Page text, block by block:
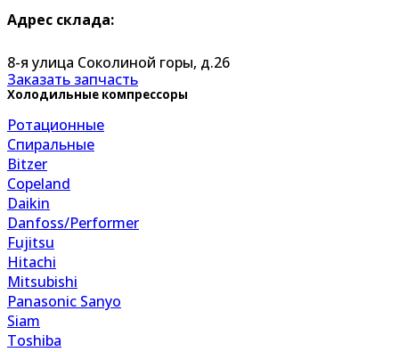
Адрес склада:
8-я улица Соколиной горы, д.26
Заказать запчасть
Холодильные компрессоры
Ротационные
Спиральные
Bitzer
Copeland
Daikin
Danfoss/Performer
Fujitsu
Hitachi
Mitsubishi
Panasonic Sanyo
Siam
Toshiba